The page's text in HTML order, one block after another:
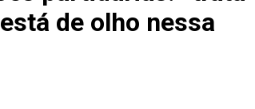
de olho nessa